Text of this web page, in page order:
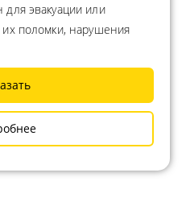
эвакуации или
поломки, нарушения